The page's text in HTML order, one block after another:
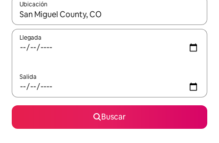
Ubicación
Cuando los resultados estén disponibles, navega con las
Llegada
Salida
Buscar